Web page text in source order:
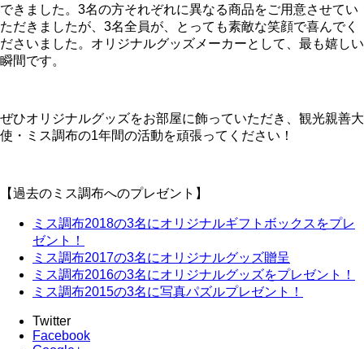
できました。3名の方それぞれに異なる商品をご用意させてい
ただきましたが、3名全員が、とっても素敵な笑顔で喜んでく
ださいました。オリジナルグッズメーカーとして、最も嬉しい
瞬間です。
ぜひオリジナルグッズをお部屋に飾っていただき、観光親善大
使・ミス調布の1年間の活動を頑張ってください！
【過去のミス調布へのプレゼント】
ミス調布2018の3名にオリジナルギフトボックスをプレ
ゼント！
ミス調布2017の3名にオリジナルグッズ贈呈
ミス調布2016の3名にオリジナルグッズをプレゼント！
ミス調布2015の3名に写真パズルプレゼント！
Twitter
Facebook